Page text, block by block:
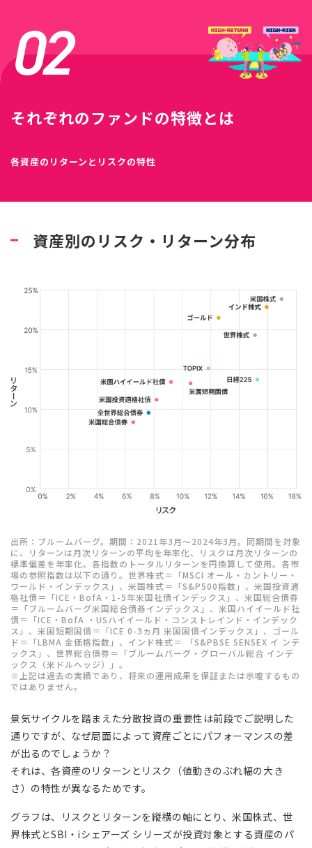
02
それぞれのファンドの特徴とは
各資産のリターンとリスクの特性
資産別のリスク・リターン分布
出所：ブルームバーグ。期間：2021年3月～2024年3月。同期間を対象
に、リターンは月次リターンの平均を年率化、リスクは月次リターンの
標準偏差を年率化。各指数のトータルリターンを円換算して使用。各市
場の参照指数は以下の通り。世界株式＝「MSCI オール・カントリー・
ワールド・インデックス」、米国株式＝「S&P500指数」、米国投資適
格社債＝「ICE・BofA・1-5年米国社債インデックス」、米国総合債券
＝「ブルームバーグ米国総合債券インデックス」、米国ハイイールド社
債＝「ICE・BofA ・USハイイールド・コンストレインド・インデック
ス」、米国短期国債＝「ICE 0-3ヵ月 米国国債インデックス」、ゴール
ド＝「LBMA 金価格指数」、インド株式＝ 「S&PBSE SENSEX イ ンデ
ックス」、世界総合債券＝「ブルームバーグ・グローバル総合 インデ
ックス（米ドルヘッジ）」。
※上記は過去の実績であり、将来の運用成果を保証または示唆するもの
ではありません。
景気サイクルを踏まえた分散投資の重要性は前段でご説明した
通りですが、なぜ局面によって資産ごとにパフォーマンスの差
が出るのでしょうか？
それは、各資産のリターンとリスク（値動きのぶれ幅の大き
さ）の特性が異なるためです。
グラフは、リスクとリターンを縦横の軸にとり、米国株式、世
界株式とSBI・iシェアーズ シリーズが投資対象とする資産のパ